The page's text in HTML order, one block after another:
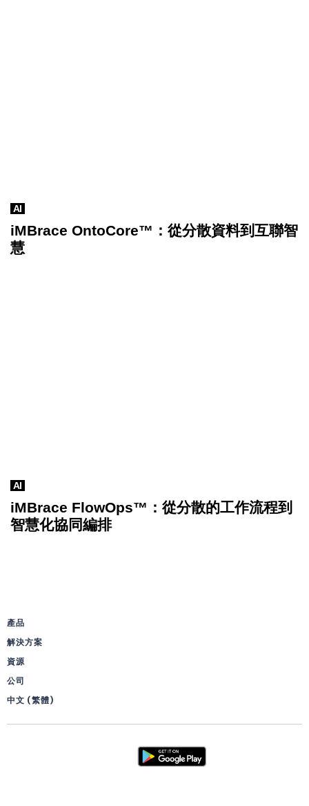
AI
iMBrace OntoCore™：從分散資料到互聯智
慧
AI
iMBrace FlowOps™：從分散的工作流程到
智慧化協同編排
產品
解決方案
資源
公司
中文 (繁體)